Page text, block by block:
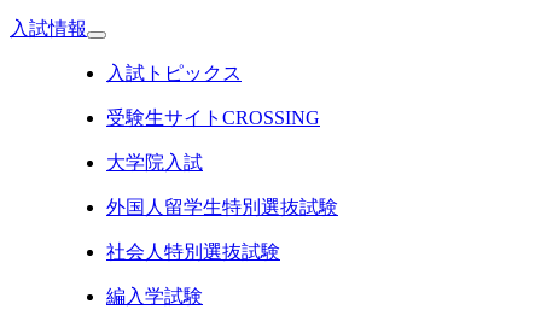
入試情報
入試トピックス
受験生サイトCROSSING
大学院入試
外国人留学生特別選抜試験
社会人特別選抜試験
編入学試験